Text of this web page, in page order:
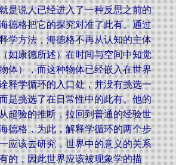
是说人已经进入了一种反思之前的
德格把它的探究对准了此有。通过
学方法，海德格不再从认知的主体
如康德所述）在时间与空间中知觉
体），而这种物体已经嵌入在世界
释学循环的入口处，并没有挑选一
是挑选了在日常性中的此有。他的
超验的推断，拉回到普通的经验世
德格，为此，解释学循环的两个步
应该去研究，世界中的意义的关系
的，因此世界应该被现象学的描